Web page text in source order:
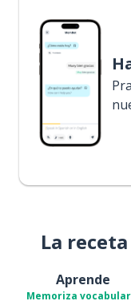
La
Aprende
Memoriza